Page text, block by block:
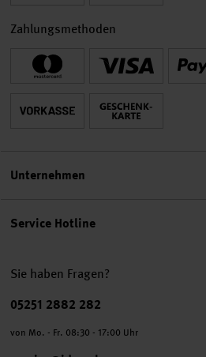
Service Hotline
Sie haben Fragen?
Telefonnummer
05251 2882 282
von Mo. - Fr. 08:30 - 17:00 Uhr
Zahlungsmethoden
Unternehmen